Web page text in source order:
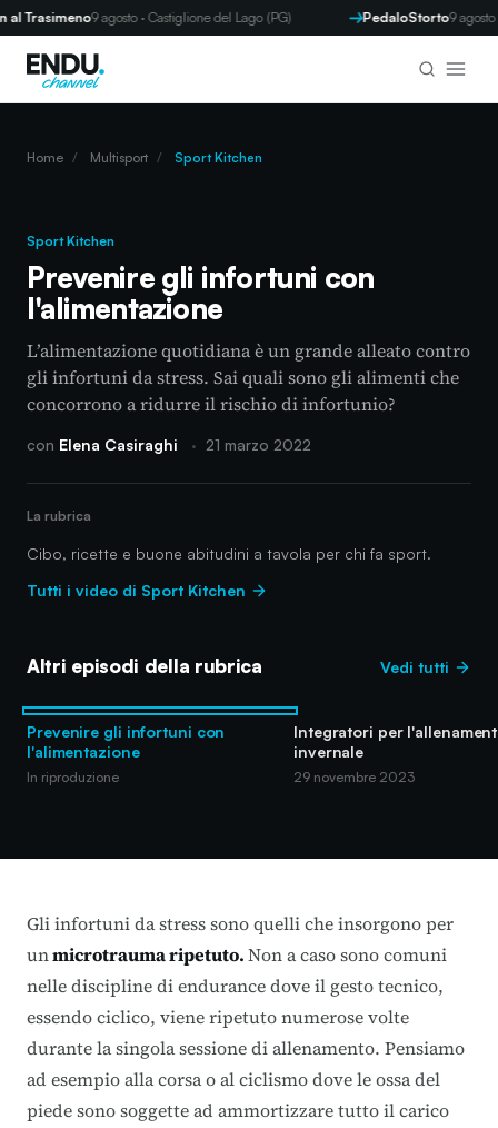
9 agosto · Castiglione del Lago (PG) PedaloStorto9 agosto ·
Home / Multisport / Sport Kitchen
Sport Kitchen
Prevenire gli infortuni con
l'alimentazione
L’alimentazione quotidiana è un grande alleato contro
gli infortuni da stress. Sai quali sono gli alimenti che
concorrono a ridurre il rischio di infortunio?
con Elena Casiraghi · 21 marzo 2022
La rubrica
Cibo, ricette e buone abitudini a tavola per chi fa sport.
Tutti i video di Sport Kitchen
Altri episodi della rubrica Vedi tutti
Prevenire gli infortuni con
l'alimentazione
In riproduzione
Integratori per
invernale
29 novembre 2023
Gli infortuni da stress sono quelli che insorgono per
unmicrotrauma ripetuto.Non a caso sono comuni
nelle discipline di endurance dove il gesto tecnico,
essendo ciclico, viene ripetuto numerose volte
durante la singola sessione di allenamento. Pensiamo
ad esempio alla corsa o al ciclismo dove le ossa del
piede sono soggette ad ammortizzare tutto il carico